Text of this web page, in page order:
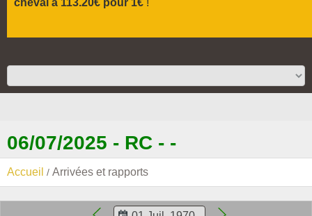
cheval à 113.20€ pour 1€ !
06/07/2025 - RC - -
Accueil Arrivées et rapports